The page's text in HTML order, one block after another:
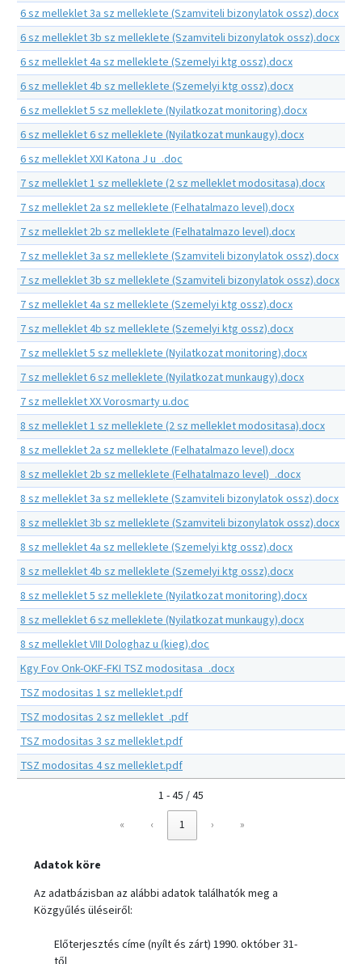
6 sz melleklet 3a sz melleklete (Szamviteli bizonylatok ossz).docx
6 sz melleklet 3b sz melleklete (Szamviteli bizonylatok ossz).docx
6 sz melleklet 4a sz melleklete (Szemelyi ktg ossz).docx
6 sz melleklet 4b sz melleklete (Szemelyi ktg ossz).docx
6 sz melleklet 5 sz melleklete (Nyilatkozat monitoring).docx
6 sz melleklet 6 sz melleklete (Nyilatkozat munkaugy).docx
6 sz melleklet XXI Katona J u_.doc
7 sz melleklet 1 sz melleklete (2 sz melleklet modositasa).docx
7 sz melleklet 2a sz melleklete (Felhatalmazo level).docx
7 sz melleklet 2b sz melleklete (Felhatalmazo level).docx
7 sz melleklet 3a sz melleklete (Szamviteli bizonylatok ossz).docx
7 sz melleklet 3b sz melleklete (Szamviteli bizonylatok ossz).docx
7 sz melleklet 4a sz melleklete (Szemelyi ktg ossz).docx
7 sz melleklet 4b sz melleklete (Szemelyi ktg ossz).docx
7 sz melleklet 5 sz melleklete (Nyilatkozat monitoring).docx
7 sz melleklet 6 sz melleklete (Nyilatkozat munkaugy).docx
7 sz melleklet XX Vorosmarty u.doc
8 sz melleklet 1 sz melleklete (2 sz melleklet modositasa).docx
8 sz melleklet 2a sz melleklete (Felhatalmazo level).docx
8 sz melleklet 2b sz melleklete (Felhatalmazo level)_.docx
8 sz melleklet 3a sz melleklete (Szamviteli bizonylatok ossz).docx
8 sz melleklet 3b sz melleklete (Szamviteli bizonylatok ossz).docx
8 sz melleklet 4a sz melleklete (Szemelyi ktg ossz).docx
8 sz melleklet 4b sz melleklete (Szemelyi ktg ossz).docx
8 sz melleklet 5 sz melleklete (Nyilatkozat monitoring).docx
8 sz melleklet 6 sz melleklete (Nyilatkozat munkaugy).docx
8 sz melleklet VIII Dologhaz u (kieg).doc
Kgy Fov Onk-OKF-FKI TSZ modositasa_.docx
TSZ modositas 1 sz melleklet.pdf
TSZ modositas 2 sz melleklet_.pdf
TSZ modositas 3 sz melleklet.pdf
TSZ modositas 4 sz melleklet.pdf
1 - 45 / 45
«
‹ 1 › »
Adatok köre
Az adatbázisban az alábbi adatok találhatók meg a
Közgyűlés üléseiről:
Előterjesztés címe (nyílt és zárt) 1990. október 31-